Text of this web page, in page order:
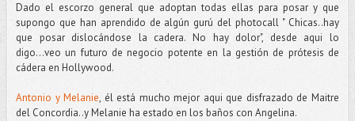
Dado el escorzo general que adoptan todas ellas para posar y que
supongo que han aprendido de algún gurú del photocall " Chicas..hay
que posar dislocándose la cadera. No hay dolor", desde aqui lo
digo...veo un futuro de negocio potente en la gestión de prótesis de
cádera en Hollywood.
Antonio y Melanie, él está mucho mejor aqui que disfrazado de Maitre
del Concordia..y Melanie ha estado en los baños con Angelina.